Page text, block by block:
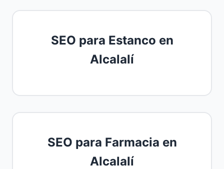
SEO para Estanco en
Alcalalí
SEO para Farmacia en
Alcalalí